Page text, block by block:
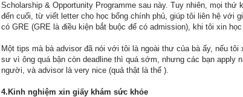
Scholarship & Opportunity Programme sau này. Tuy nhiên, mọi
đến cuối, từ viết letter cho học bổng chính phủ, giúp tôi liên hệ
có GRE (GRE là điều kiện bắt buộc để có admission), khi tôi xin
Một tips mà bà advisor đã nói với tôi là ngoài thư của bà ấy, nếu
sư vì ông quá bận còn deadline thì quá sớm, nhưng các bạn apply
người, và advisor là very nice (quả thật là thế ).
4.Kinh nghiệm xin giấy khám sức khỏe